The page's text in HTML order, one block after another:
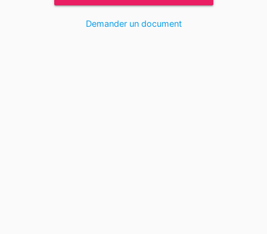
Demander un document